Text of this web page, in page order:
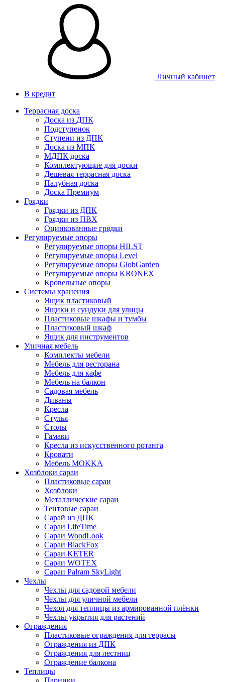
Личный кабинет
В кредит
Террасная доска
Доска из ДПК
Подступенок
Ступени из ДПК
Доска из МПК
МДПК доска
Комплектующие для доски
Дешевая террасная доска
Палубная доска
Доска Премиум
Грядки
Грядки из ДПК
Грядки из ПВХ
Оцинкованные грядки
Регулируемые опоры
Регулируемые опоры HILST
Регулируемые опоры Level
Регулируемые опоры GlobGarden
Регулируемые опоры KRONEX
Кровельные опоры
Системы хранения
Ящик пластиковый
Ящики и сундуки для улицы
Пластиковые шкафы и тумбы
Пластиковый шкаф
Ящик для инструментов
Уличная мебель
Комплекты мебели
Мебель для ресторана
Мебель для кафе
Мебель на балкон
Садовая мебель
Диваны
Кресла
Стулья
Столы
Гамаки
Кресла из искусственного ротанга
Кровати
Мебель MOKKA
Хозблоки сараи
Пластиковые сараи
Хозблоки
Металлические сараи
Тентовые сараи
Сарай из ДПК
Cараи LifeTime
Cараи WoodLook
Сараи BlackFox
Сараи KETER
Сараи WOTEX
Сараи Palram SkyLight
Чехлы
Чехлы для садовой мебели
Чехлы для уличной мебели
Чехол для теплицы из армированной плёнки
Чехлы-укрытия для растений
Ограждения
Пластиковые ограждения для террасы
Ограждения из ДПК
Ограждения для лестниц
Ограждение балкона
Теплицы
Парники